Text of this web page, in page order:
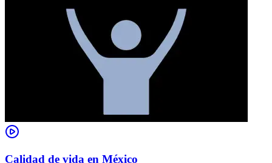
Calidad de vida en México